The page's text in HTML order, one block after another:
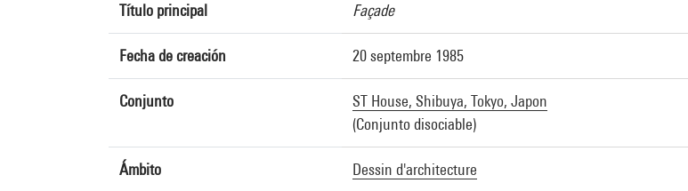
Título principal Façade
Fecha de creación 20 septembre 1985
Conjunto
ST House, Shibuya, Tokyo, Japon
(Conjunto disociable)
Ámbito Dessin d'architecture